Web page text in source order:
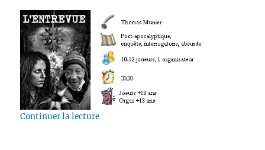
Continuer la lecturede « L’Entrevue »